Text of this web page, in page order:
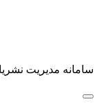
سامانه مدیریت